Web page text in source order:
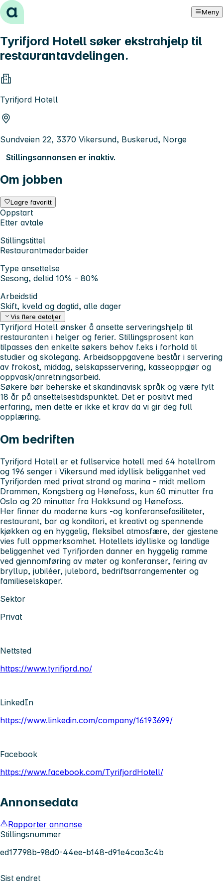
Hopp til innhold Meny
Tyrifjord Hotell søker ekstrahjelp til
restaurantavdelingen.
Tyrifjord Hotell
Sundveien 22, 3370 Vikersund, Buskerud, Norge
Stillingsannonsen er inaktiv.
Om jobben
Lagre favoritt
Oppstart
Etter avtale
Stillingstittel
Restaurantmedarbeider
Type ansettelse
Sesong, deltid 10% - 80%
Arbeidstid
Skift, kveld og dagtid, alle dager
Vis flere detaljer
Tyrifjord Hotell ønsker å ansette serveringshjelp til
restauranten i helger og ferier. Stillingsprosent kan
tilpasses den enkelte søkers behov f.eks i forhold til
studier og skolegang. Arbeidsoppgavene består i servering
av frokost, middag, selskapsservering, kasseoppgjør og
oppvask/anretningsarbeid.
Søkere bør beherske et skandinavisk språk og være fylt
18 år på ansettelsestidspunktet. Det er positivt med
erfaring, men dette er ikke et krav da vi gir deg full
opplæring.
Om bedriften
Tyrifjord Hotell er et fullservice hotell med 64 hotellrom
og 196 senger i Vikersund med idyllisk beliggenhet ved
Tyrifjorden med privat strand og marina - midt mellom
Drammen, Kongsberg og Hønefoss, kun 60 minutter fra
Oslo og 20 minutter fra Hokksund og Hønefoss.
Her finner du moderne kurs -og konferansefasiliteter,
restaurant, bar og konditori, et kreativt og spennende
kjøkken og en hyggelig, fleksibel atmosfære, der gjestene
vies full oppmerksomhet. Hotellets idylliske og landlige
beliggenhet ved Tyrifjorden danner en hyggelig ramme
ved gjennomføring av møter og konferanser, feiring av
bryllup, jubiléer, julebord, bedriftsarrangementer og
familieselskaper.
Sektor
Privat
Nettsted
https://www.tyrifjord.no/
LinkedIn
https://www.linkedin.com/company/16193699/
Facebook
https://www.facebook.com/TyrifjordHotell/
Annonsedata
Rapporter annonse
Stillingsnummer
ed17798b-98d0-44ee-b148-d91e4caa3c4b
Sist endret